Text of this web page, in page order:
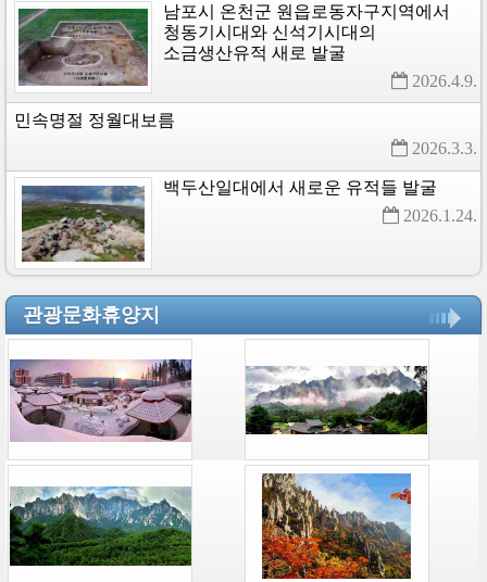
남포시 온천군 원읍로동자구지역에서
청동기시대와 신석기시대의
소금생산유적 새로 발굴
2026.4.9.
민속명절 정월대보름
2026.3.3.
백두산일대에서 새로운 유적들 발굴
2026.1.24.
관광문화휴양지